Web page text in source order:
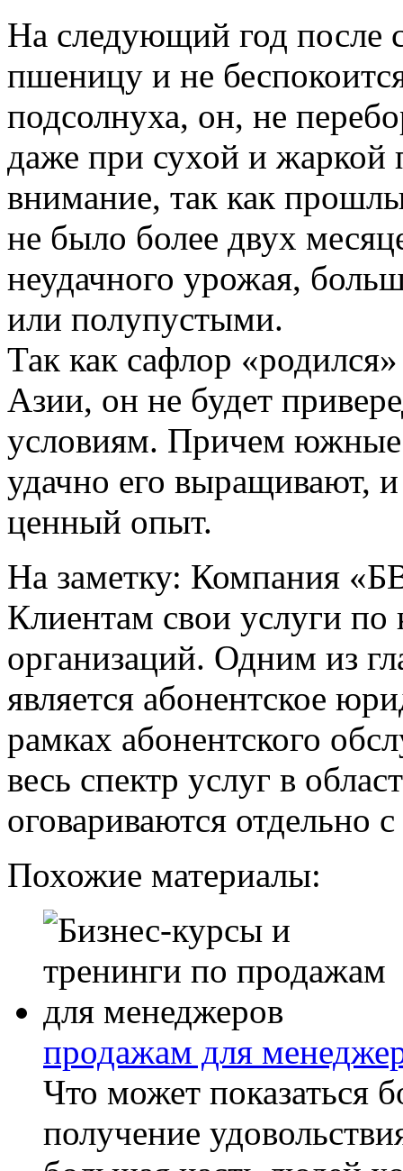
На следующий год после
пшеницу и не
подсолнуха, он, не
даже при сухой и жаркой
внимание, так как
не было более двух
неудачного урожая,
или полупустыми.
Так как сафлор
Азии, он не будет
условиям. Причем южные
удачно его выращивают, и
ценный опыт.
На заметку: Компания
Клиентам свои услуги
организаций. Одним из
является абонентское
рамках абонентского
весь спектр услуг в
оговариваются отдельно
Похожие материалы:
продажам для
Что может показаться
получение